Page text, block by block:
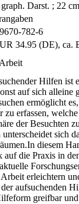
Darst. ; 22 cm
782-6
34.95 (DE), ca.
Hilfen ist
auf sich alleine
ermöglicht
zu erfassen,
der Besuchten
unterscheidet sich
diesem
die Praxis in
erleichtern
aufsuchenden
greifbar